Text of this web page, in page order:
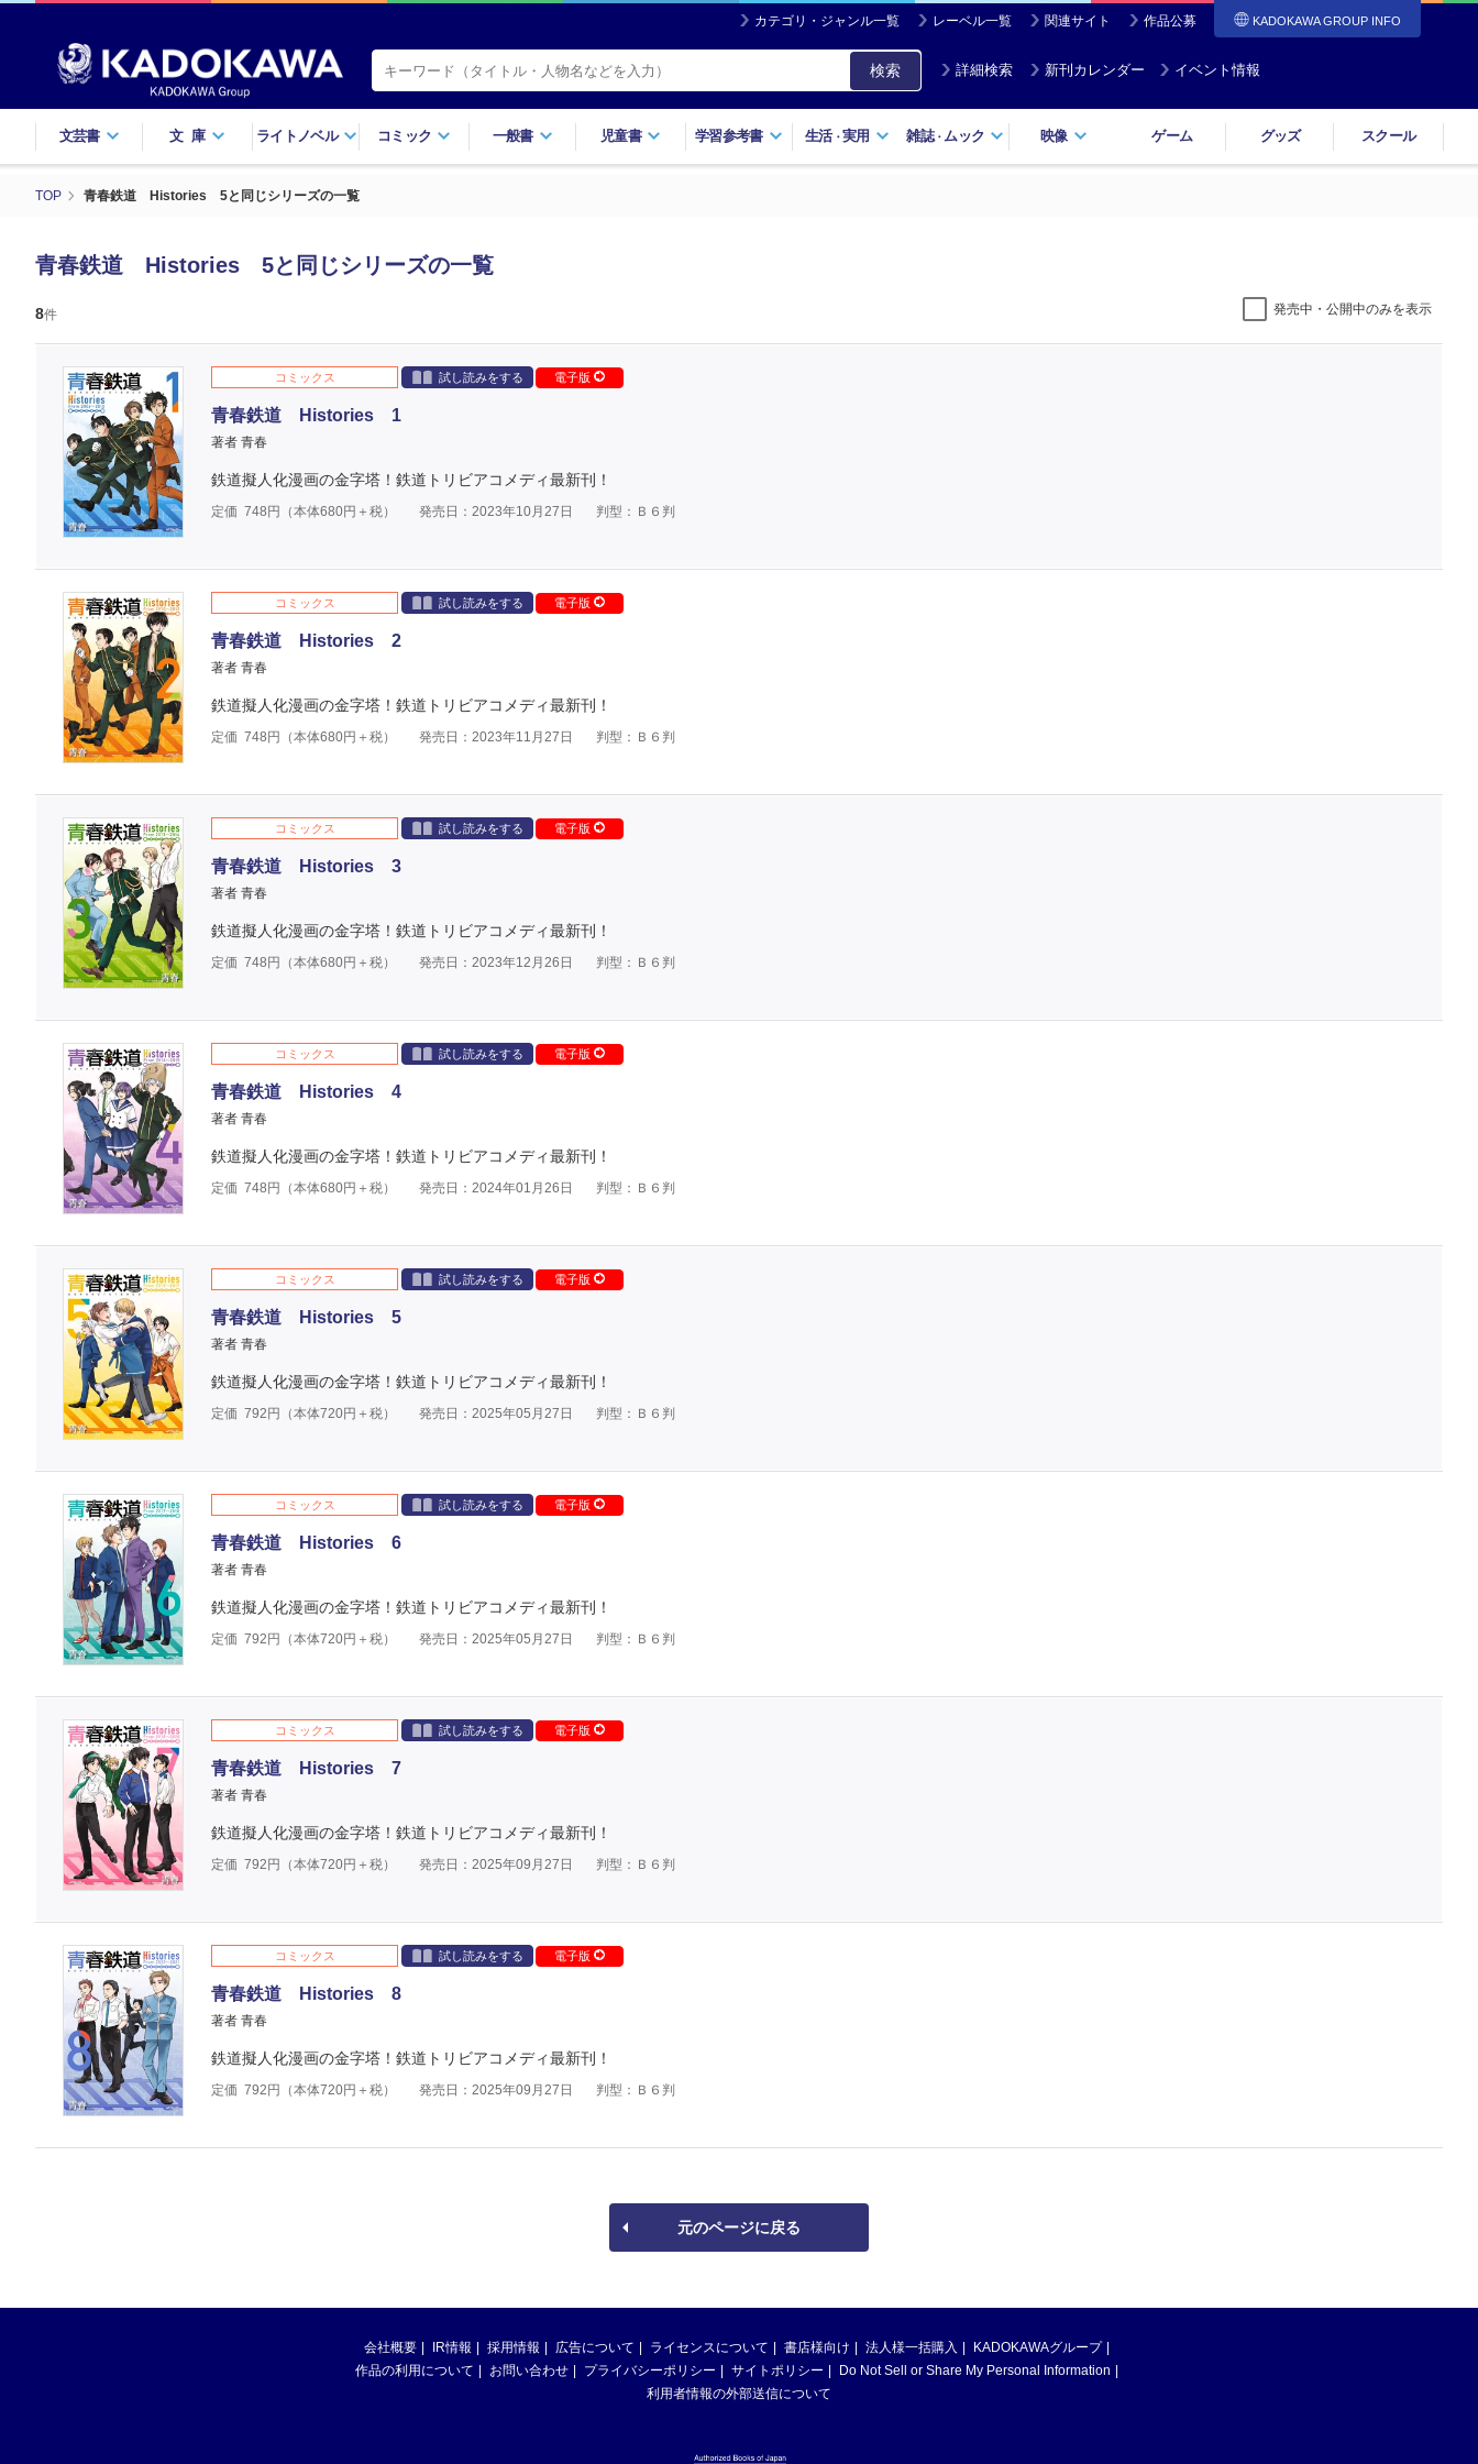
カテゴリ・ジャンル一覧 レーベル一覧 関連サイト 作品公募 KADOKAWA GROUP INFO
検索 詳細検索 新刊カレンダー イベント情報
文芸書 文庫 ライトノベル コミック 一般書 児童書 学習参考書 生活・実用 雑誌・ ムック 映像 ゲーム グッズ スクール
TOP 青春鉄道 Histories 5と同じシリーズの一覧
青春鉄道 Histories 5と同じシリーズの一覧
8件 発売中・公開中のみを表示
コミックス 試し読みをする 電子版
青春鉄道 Histories 1
著者 青春
鉄道擬人化漫画の金字塔！鉄道トリビアコメディ最新刊！
定価 748 円（本体680円＋税） 発売日：2023年10月27日 判型：Ｂ６判
コミックス 試し読みをする 電子版
青春鉄道 Histories 2
著者 青春
鉄道擬人化漫画の金字塔！鉄道トリビアコメディ最新刊！
定価 748 円（本体680円＋税） 発売日：2023年11月27日 判型：Ｂ６判
コミックス 試し読みをする 電子版
青春鉄道 Histories 3
著者 青春
鉄道擬人化漫画の金字塔！鉄道トリビアコメディ最新刊！
定価 748 円（本体680円＋税） 発売日：2023年12月26日 判型：Ｂ６判
コミックス 試し読みをする 電子版
青春鉄道 Histories 4
著者 青春
鉄道擬人化漫画の金字塔！鉄道トリビアコメディ最新刊！
定価 748 円（本体680円＋税） 発売日：2024年01月26日 判型：Ｂ６判
コミックス 試し読みをする 電子版
青春鉄道 Histories 5
著者 青春
鉄道擬人化漫画の金字塔！鉄道トリビアコメディ最新刊！
定価 792 円（本体720円＋税） 発売日：2025年05月27日 判型：Ｂ６判
コミックス 試し読みをする 電子版
青春鉄道 Histories 6
著者 青春
鉄道擬人化漫画の金字塔！鉄道トリビアコメディ最新刊！
定価 792 円（本体720円＋税） 発売日：2025年05月27日 判型：Ｂ６判
コミックス 試し読みをする 電子版
青春鉄道 Histories 7
著者 青春
鉄道擬人化漫画の金字塔！鉄道トリビアコメディ最新刊！
定価 792 円（本体720円＋税） 発売日：2025年09月27日 判型：Ｂ６判
コミックス 試し読みをする 電子版
青春鉄道 Histories 8
著者 青春
鉄道擬人化漫画の金字塔！鉄道トリビアコメディ最新刊！
定価 792 円（本体720円＋税） 発売日：2025年09月27日 判型：Ｂ６判
元のページに戻る
会社概要 IR情報 採用情報 広告について ライセンスについて 書店様向け 法人様一括購入
KADOKAWAグループ
作品の利用について
お問い合わせ プライバシーポリシー サイトポリシー
Do Not Sell or Share My Personal Information
利用者情報の外部送信について